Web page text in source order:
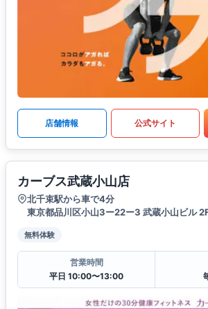
店舗情報 公式サイト
カーブス武蔵小山店
北千束駅から車で4分
東京都品川区小山3ー22ー3 武蔵小山ビル
無料体験
営業時間
平日 10:00〜13:00